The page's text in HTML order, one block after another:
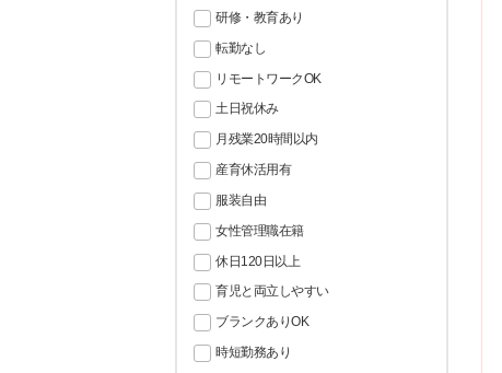
研修・教育あり
転勤なし
リモートワークOK
土日祝休み
月残業20時間以内
産育休活用有
服装自由
女性管理職在籍
休日120日以上
育児と両立しやすい
ブランクありOK
時短勤務あり